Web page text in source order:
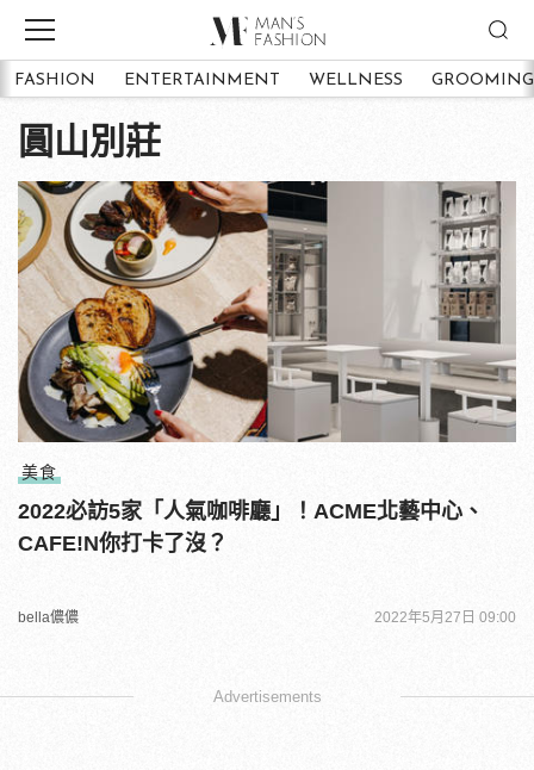
FASHION ENTERTAINMENT WELLNESS GROOMING
圓山別莊
美食
2022必訪5家「人氣咖啡廳」！ACME北藝中心、
CAFE!N你打卡了沒？
bella儂儂 2022年5月27日 09:00
Advertisements